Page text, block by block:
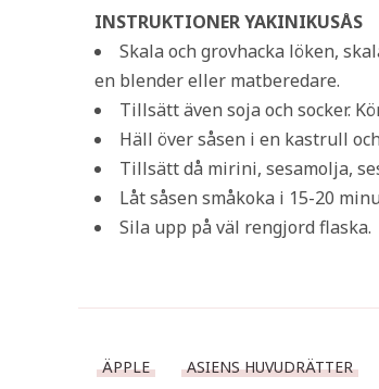
INSTRUKTIONER YAKINIKUSÅS
Skala och grovhacka löken,
en blender eller matberedare.
Tillsätt även soja och socker.
Häll över såsen i en kastrull
Tillsätt då mirini, sesamolja,
Låt såsen småkoka i 15-20
Sila upp på väl rengjord flaska.
ÄPPLE ASIENS HUVUDRÄTTER